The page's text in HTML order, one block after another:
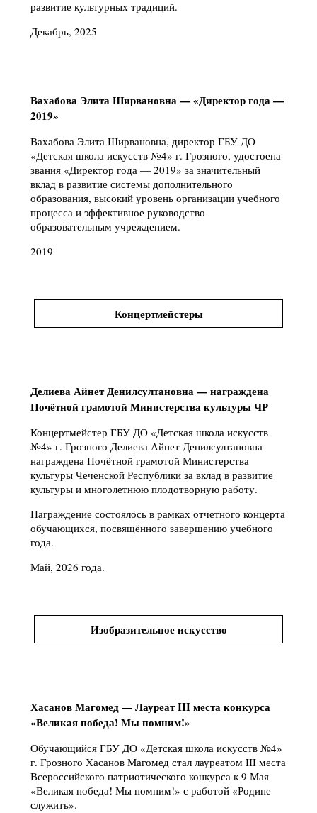
развитие культурных традиций.
Декабрь, 2025
Вахабова Элита Ширвановна — «Директор года —
2019»
Вахабова Элита Ширвановна, директор ГБУ ДО
«Детская школа искусств №4» г. Грозного, удостоена
звания «Директор года — 2019» за значительный
вклад в развитие системы дополнительного
образования, высокий уровень организации учебного
процесса и эффективное руководство
образовательным учреждением.
2019
Концертмейстеры
Делиева Айнет Денилсултановна — награждена
Почётной грамотой Министерства культуры ЧР
Концертмейстер ГБУ ДО «Детская школа искусств
№4» г. Грозного Делиева Айнет Денилсултановна
награждена Почётной грамотой Министерства
культуры Чеченской Республики за вклад в развитие
культуры и многолетнюю плодотворную работу.
Награждение состоялось в рамках отчетного концерта
обучающихся, посвящённого завершению учебного
года.
Май, 2026 года.
Изобразительное искусство
Хасанов Магомед — Лауреат III места конкурса
«Великая победа! Мы помним!»
Обучающийся ГБУ ДО «Детская школа искусств №4»
г. Грозного Хасанов Магомед стал лауреатом III места
Всероссийского патриотического конкурса к 9 Мая
«Великая победа! Мы помним!» с работой «Родине
служить».